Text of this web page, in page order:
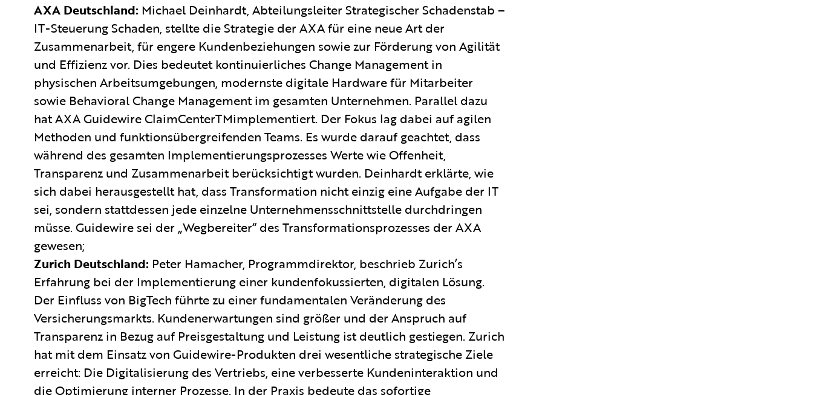
AXA Deutschland: Michael Deinhardt, Abteilungsleiter Strategischer Schadenstab –
IT-Steuerung Schaden, stellte die Strategie der AXA für eine neue Art der
Zusammenarbeit, für engere Kundenbeziehungen sowie zur Förderung von Agilität
und Effizienz vor. Dies bedeutet kontinuierliches Change Management in
physischen Arbeitsumgebungen, modernste digitale Hardware für Mitarbeiter
sowie Behavioral Change Management im gesamten Unternehmen. Parallel dazu
hat AXA Guidewire ClaimCenterTMimplementiert. Der Fokus lag dabei auf agilen
Methoden und funktionsübergreifenden Teams. Es wurde darauf geachtet, dass
während des gesamten Implementierungsprozesses Werte wie Offenheit,
Transparenz und Zusammenarbeit berücksichtigt wurden. Deinhardt erklärte, wie
sich dabei herausgestellt hat, dass Transformation nicht einzig eine Aufgabe der IT
sei, sondern stattdessen jede einzelne Unternehmensschnittstelle durchdringen
müsse. Guidewire sei der „Wegbereiter“ des Transformationsprozesses der AXA
gewesen;
Zurich Deutschland: Peter Hamacher, Programmdirektor, beschrieb Zurich’s
Erfahrung bei der Implementierung einer kundenfokussierten, digitalen Lösung.
Der Einfluss von BigTech führte zu einer fundamentalen Veränderung des
Versicherungsmarkts. Kundenerwartungen sind größer und der Anspruch auf
Transparenz in Bezug auf Preisgestaltung und Leistung ist deutlich gestiegen. Zurich
hat mit dem Einsatz von Guidewire-Produkten drei wesentliche strategische Ziele
erreicht: Die Digitalisierung des Vertriebs, eine verbesserte Kundeninteraktion und
die Optimierung interner Prozesse. In der Praxis bedeute das sofortige